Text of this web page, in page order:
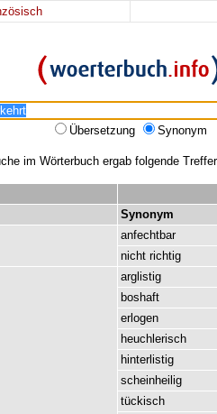
Übersetzung
Synonym
im Wörterbuch ergab folgende
Synonym
anfechtbar
nicht richtig
arglistig
boshaft
erlogen
heuchlerisch
hinterlistig
scheinheilig
tückisch